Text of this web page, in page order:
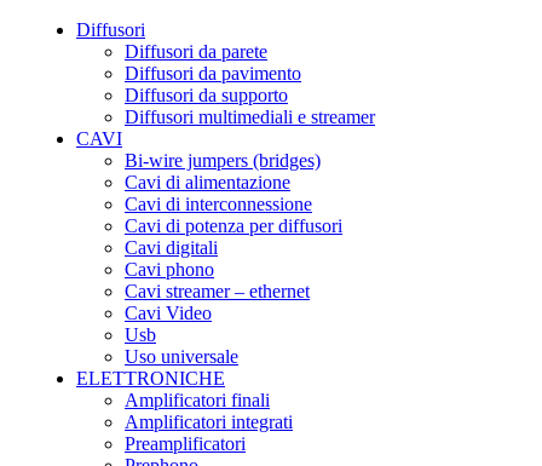
Diffusori
Diffusori da parete
Diffusori da pavimento
Diffusori da supporto
Diffusori multimediali e streamer
CAVI
Bi-wire jumpers (bridges)
Cavi di alimentazione
Cavi di interconnessione
Cavi di potenza per diffusori
Cavi digitali
Cavi phono
Cavi streamer – ethernet
Cavi Video
Usb
Uso universale
ELETTRONICHE
Amplificatori finali
Amplificatori integrati
Preamplificatori